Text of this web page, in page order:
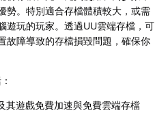
勢。特別適合存檔體積較大，或需
遊玩的玩家。透過UU雲端存檔，可
故障導致的存檔損毀問題，確保你
其遊戲免費加速與免費雲端存檔